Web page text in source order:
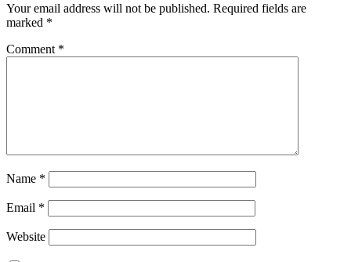
Your email address will not be published. Required fields are
marked *
Comment *
Name *
Email *
Website